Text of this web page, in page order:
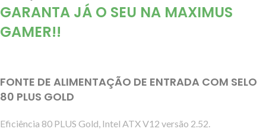
GARANTA JÁ O SEU NA MAXIMUS
GAMER!!
FONTE DE ALIMENTAÇÃO DE ENTRADA COM SELO
80 PLUS GOLD
Eficiência 80 PLUS Gold, Intel ATX V12 versão 2.52.